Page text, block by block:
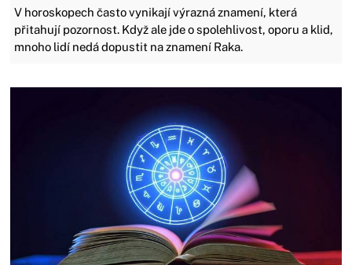
V horoskopech často vynikají výrazná znamení, která
přitahují pozornost. Když ale jde o spolehlivost, oporu a klid,
mnoho lidí nedá dopustit na znamení Raka.